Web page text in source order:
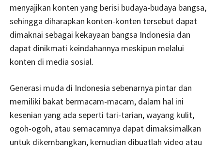
menyajikan konten yang berisi budaya-budaya bangsa,
sehingga diharapkan konten-konten tersebut dapat
dimaknai sebagai kekayaan bangsa Indonesia dan
dapat dinikmati keindahannya meskipun melalui
konten di media sosial.
Generasi muda di Indonesia sebenarnya pintar dan
memiliki bakat bermacam-macam, dalam hal ini
kesenian yang ada seperti tari-tarian, wayang kulit,
ogoh-ogoh, atau semacamnya dapat dimaksimalkan
untuk dikembangkan, kemudian dibuatlah video atau